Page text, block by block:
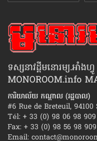
ទស្សនាវដ្ដីមនោរម្យ.អាំងហ្វូ
MONOROOM.info
ការិយាល័យ កណ្ដាល (រដ្ឋបាល)
#6 Rue de Breteuil,
Tél: + 33 (0) 98 06 98 909
Fax: + 33 (0) 98 56 98 909
Email: